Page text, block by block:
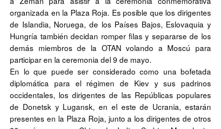
organizada en la Plaza Roja. Es posible que los dirigentes
de Islandia, Noruega, de los Países Bajos, Eslovaquia y
Hungría también decidan romper filas y separarse de los
demás miembros de la OTAN volando a Moscú para
participar en la ceremonia del 9 de mayo.
En lo que puede ser considerado como una bofetada
diplomática para el régimen de Kiev y sus padrinos
occidentales, los dirigentes de las Repúblicas populares
de Donetsk y Lugansk, en el este de Ucrania, estarán
presentes en la Plaza Roja, junto a los dirigentes de otros